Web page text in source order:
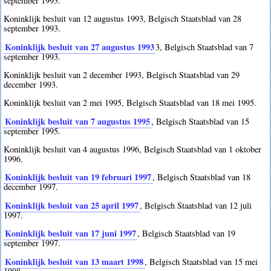
Koninklijk besluit van 12 augustus 1993, Belgisch Staatsblad van 28
september 1993.
Koninklijk besluit van 27 augustus 19933, Belgisch Staatsblad van 7
september 1993.
Koninklijk besluit van 2 december 1993, Belgisch Staatsblad van 29
december 1993.
Koninklijk besluit van 2 mei 1995, Belgisch Staatsblad van 18 mei 1995.
Koninklijk besluit van 7 augustus 1995, Belgisch Staatsblad van 15
september 1995.
Koninklijk besluit van 4 augustus 1996, Belgisch Staatsblad van 1 oktober
1996.
Koninklijk besluit van 19 februari 1997, Belgisch Staatsblad van 18
december 1997.
Koninklijk besluit van 25 april 1997, Belgisch Staatsblad van 12 juli
1997.
Koninklijk besluit van 17 juni 1997, Belgisch Staatsblad van 19
september 1997.
Koninklijk besluit van 13 maart 1998, Belgisch Staatsblad van 15 mei